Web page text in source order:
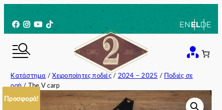
στο
περιεχόμενο
Facebook
Instagram
YouTube
TikTok ENELDE
Κατάστημα /Χειροποίητες ποδιές/ 2024 – 2025 / Ποδιές σε
ροή/ The V carp
Προσφορά!